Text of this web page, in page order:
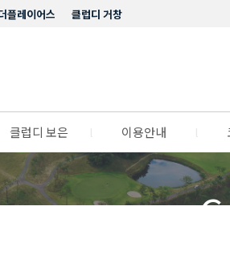
클럽디 거창
플레이어스
클럽디 보은 이용안내